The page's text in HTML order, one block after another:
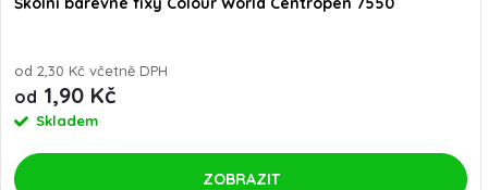
u
k
t
u
k
od 2,30 Kč včetně DPH
od 1,90 Kč
Skladem
ZOBRAZIT